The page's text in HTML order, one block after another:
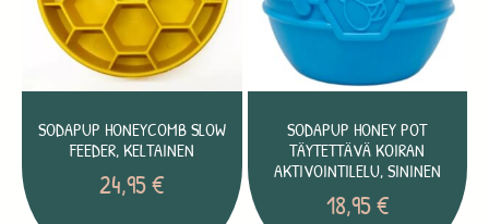
SODAPUP HONEYCOMB SLOW
FEEDER, KELTAINEN
24,95€
SODAPUP HONEY POT
TÄYTETTÄVÄ KOIRAN
AKTIVOINTILELU, SININEN
18,95€